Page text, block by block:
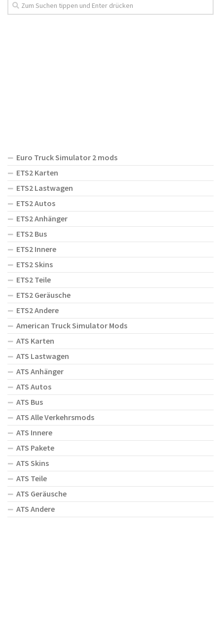
Euro Truck Simulator 2 mods
ETS2 Karten
ETS2 Lastwagen
ETS2 Autos
ETS2 Anhänger
ETS2 Bus
ETS2 Innere
ETS2 Skins
ETS2 Teile
ETS2 Geräusche
ETS2 Andere
American Truck Simulator Mods
ATS Karten
ATS Lastwagen
ATS Anhänger
ATS Autos
ATS Bus
ATS Alle Verkehrsmods
ATS Innere
ATS Pakete
ATS Skins
ATS Teile
ATS Geräusche
ATS Andere